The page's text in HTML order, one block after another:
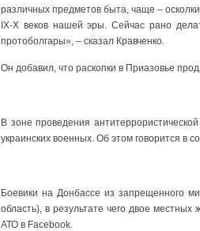
различных предметов быта, чаще –
IX-X веков нашей эры. Сейчас рано
протоболгары», – сказал Кравченко.
Он добавил, что раскопки в Приазовье
В зоне проведения
украинских военных. Об этом говорится в
Боевики на Донбассе из запрещенного
область), в результате чего двое
АТО в Facebook.